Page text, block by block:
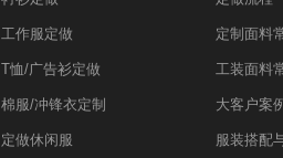
工作服定做
T恤/广告衫定做
棉服/冲锋衣定制
定做休闲服
定制面料
工装面料
大客户案
服装搭配